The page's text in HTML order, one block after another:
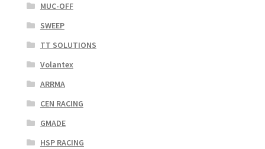
MUC-OFF
SWEEP
TT SOLUTIONS
Volantex
ARRMA
CEN RACING
GMADE
HSP RACING